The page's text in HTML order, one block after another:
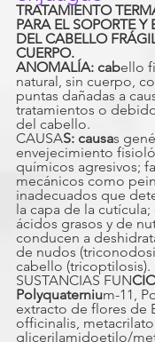
TRATAMIENTO
PARA EL SOPORTE Y
DEL CABELLO
CUERPO.
ANOMALÍA: cabello
natural, sin cuerpo,
puntas dañadas a
tratamientos o
del cabello.
CAUSAS: causas
envejecimiento
químicos agresivos;
mecánicos como
inadecuados que
la capa de la cutícula;
ácidos grasos y de
conducen a
de nudos
cabello (tricoptilosis).
SUSTANCIAS FUN
Polyquaternium-11,
extracto de flores de
officinalis,
glicerilamidoetilo/